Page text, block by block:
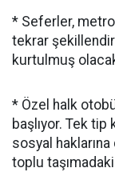
* Seferler,
tekrar
kurtulmuş
* Özel halk
başlıyor. Tek
sosyal
toplu